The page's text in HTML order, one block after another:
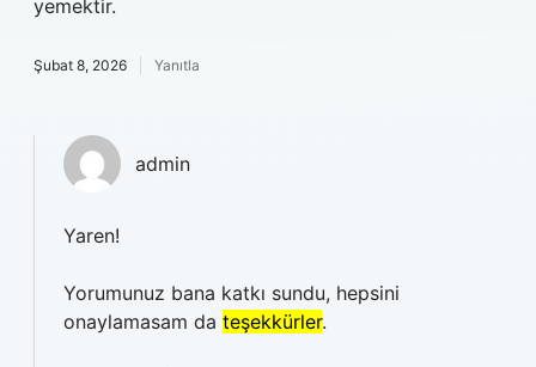
yemektir.
Şubat 8, 2026 Yanıtla
admin
Yaren!
Yorumunuz bana katkı sundu, hepsini
onaylamasam da teşekkürler.